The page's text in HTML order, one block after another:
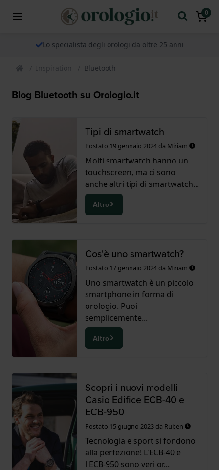
0
Lo specialista degli orologi da oltre 25 anni
Inspiration Bluetooth
Blog Bluetooth su Orologio.it
Tipi di smartwatch
Postato 19 gennaio 2024da Miriam
Molti smartwatch hanno un
touchscreen, ma ci sono
anche altri tipi di smartwatch...
Altro
Cos'è uno smartwatch?
Postato 17 gennaio 2024da Miriam
Uno smartwatch è un piccolo
smartphone in forma di
orologio. Puoi
semplicemente...
Altro
Scopri i nuovi modelli
Casio Edifice ECB-40 e
ECB-950
Postato 15 giugno 2023da Ruben
Tecnologia e sport si fondono
alla perfezione! L'ECB-40 e
l'ECB-950 sono veri or...